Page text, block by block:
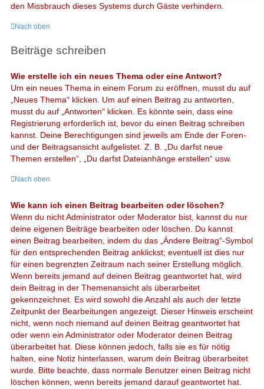
den Missbrauch dieses Systems durch Gäste verhindern.
Nach oben
Beiträge schreiben
Wie erstelle ich ein neues Thema oder eine Antwort?
Um ein neues Thema in einem Forum zu eröffnen, musst du auf
„Neues Thema“ klicken. Um auf einen Beitrag zu antworten,
musst du auf „Antworten“ klicken. Es könnte sein, dass eine
Registrierung erforderlich ist, bevor du einen Beitrag schreiben
kannst. Deine Berechtigungen sind jeweils am Ende der Foren-
und der Beitragsansicht aufgelistet. Z. B. „Du darfst neue
Themen erstellen“, „Du darfst Dateianhänge erstellen“ usw.
Nach oben
Wie kann ich einen Beitrag bearbeiten oder löschen?
Wenn du nicht Administrator oder Moderator bist, kannst du nur
deine eigenen Beiträge bearbeiten oder löschen. Du kannst
einen Beitrag bearbeiten, indem du das „Ändere Beitrag“-Symbol
für den entsprechenden Beitrag anklickst; eventuell ist dies nur
für einen begrenzten Zeitraum nach seiner Erstellung möglich.
Wenn bereits jemand auf deinen Beitrag geantwortet hat, wird
dein Beitrag in der Themenansicht als überarbeitet
gekennzeichnet. Es wird sowohl die Anzahl als auch der letzte
Zeitpunkt der Bearbeitungen angezeigt. Dieser Hinweis erscheint
nicht, wenn noch niemand auf deinen Beitrag geantwortet hat
oder wenn ein Administrator oder Moderator deinen Beitrag
überarbeitet hat. Diese können jedoch, falls sie es für nötig
halten, eine Notiz hinterlassen, warum dein Beitrag überarbeitet
wurde. Bitte beachte, dass normale Benutzer einen Beitrag nicht
löschen können, wenn bereits jemand darauf geantwortet hat.